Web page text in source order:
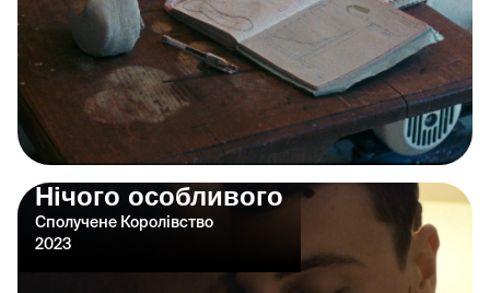
Нічого особливого
Сполучене Королівство
2023